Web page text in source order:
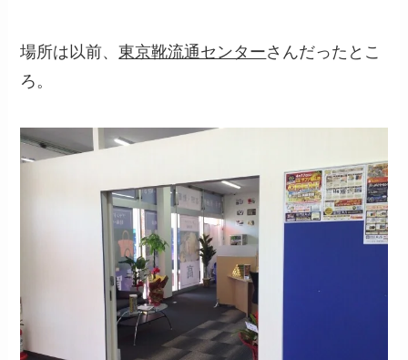
場所は以前、東京靴流通センターさんだったとこ
ろ。